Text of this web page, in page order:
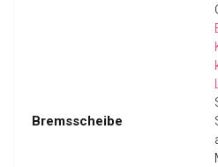
Bremsscheibe